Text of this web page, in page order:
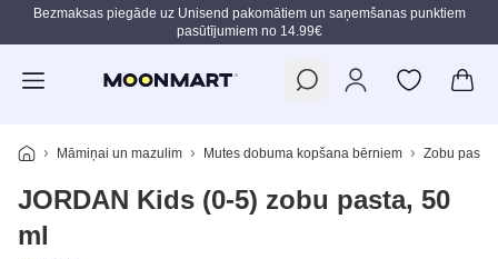
Pāriet uz galveno saturu
Bezmaksas piegāde uz Unisend pakomātiem un saņemšanas punktiem
pasūtījumiem no 14.99€
Māmiņai un mazulim Mutes dobuma kopšana bērniem Zobu
JORDAN Kids (0-5) zobu pasta, 50
ml